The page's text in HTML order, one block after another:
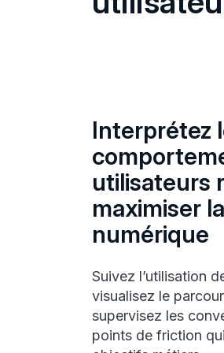
Interprétez
utilisateurs
maximiser
numérique
Suivez l’utilisation
visualisez le
supervisez les
points de friction